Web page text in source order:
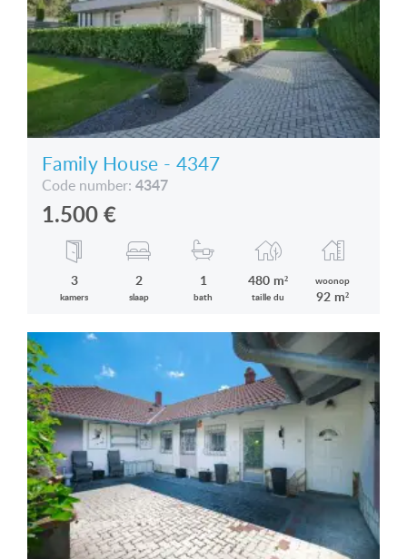
Family House - 4347
Code number: 4347
1.500€
3
kamers
2
slaap
1
bath
480 m²
taille du
woonop
92 m²